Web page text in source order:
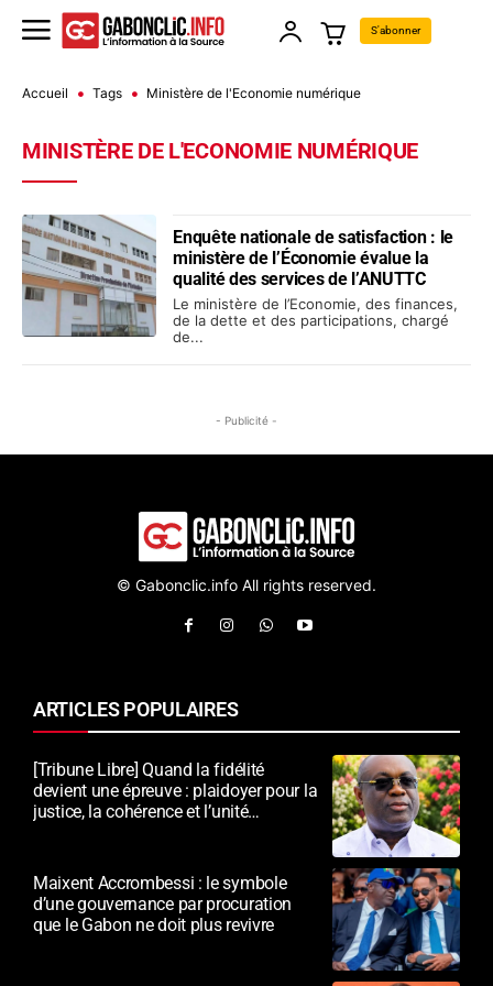
S'abonner
Accueil Tags Ministère de l'Economie numérique
MINISTÈRE DE L'ECONOMIE NUMÉRIQUE
Enquête nationale de satisfaction : le
ministère de l’Économie évalue la
qualité des services de l’ANUTTC
Le ministère de l’Economie, des finances,
de la dette et des participations, chargé
de...
- Publicité -
© Gabonclic.info All rights reserved.
ARTICLES POPULAIRES
[Tribune Libre] Quand la fidélité
devient une épreuve : plaidoyer pour la
justice, la cohérence et l’unité
Maixent Accrombessi : le symbole
d’une gouvernance par procuration
que le Gabon ne doit plus revivre